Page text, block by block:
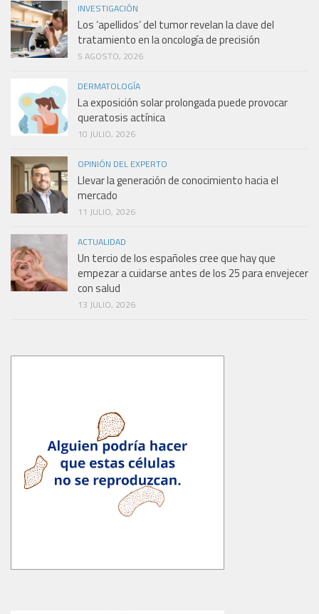
INVESTIGACIÓN
Los ‘apellidos’ del tumor revelan la clave del
tratamiento en la oncología de precisión
5 AGOSTO, 2026
DERMATOLOGÍA
La exposición solar prolongada puede provocar
queratosis actínica
10 JULIO, 2026
OPINIÓN DEL EXPERTO
Llevar la generación de conocimiento hacia el
mercado
11 JULIO, 2026
ACTUALIDAD
Un tercio de los españoles cree que hay que
empezar a cuidarse antes de los 25 para envejecer
con salud
13 JULIO, 2026